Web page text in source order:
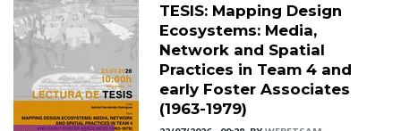
TESIS: Mapping Design
Ecosystems: Media,
Network and Spatial
Practices in Team 4 and
early Foster Associates
(1963-1979)